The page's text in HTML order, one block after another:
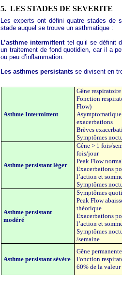
5. LES STADES DE SEVERITE
Les experts ont défini quatre stades de
stade auquel se trouve un asthmatique :
L’asthme intermittenttel qu’il se définit
un traitement de fond quotidien, car il a
ou peu d’inflammation.
Les asthmes persistants se divisent en
Asthme Intermittent
Gêne
Fonction
Flow)
exacerbations
Brèves
Symptômes
Asthme persistant léger
Gêne > 1 fois/
fois/jour
Peak Flow
Exacerbations
l’action et
Symptômes
Asthme persistant
modéré
Symptômes
Peak Flow
théorique
Exacerbations
l’action et
Symptômes
/semaine
Asthme persistant sévère
Gêne
Fonction
60% de la